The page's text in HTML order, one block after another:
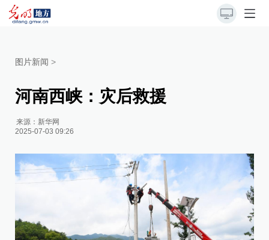
图片新闻 >
河南西峡：灾后救援
来源： 新华网
2025-07-03 09:26